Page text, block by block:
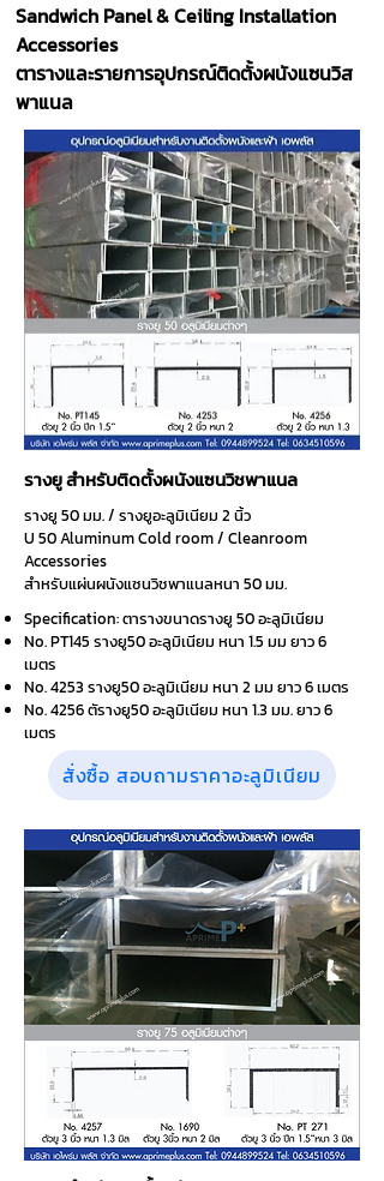
Sandwich Panel & Ceiling Installation
Accessories
ตารางและรายการอุปกรณ์ติดตั้งผนังแซนวิส
พาแนล
รางยู สำหรับติดตั้งผนังแซนวิชพาแนล
รางยู 50 มม. / รางยูอะลูมิเนียม 2 นิ้ว
U 50 Aluminum Cold room / Cleanroom
Accessories
สำหรับแผ่นผนังแซนวิชพาแนลหนา 50 มม.
Specification: ตารางขนาดรางยู 50 อะลูมิเนียม
No. PT145 รางยู50 อะลูมิเนียม หนา 1.5 มม ยาว 6
เมตร
No. 4253 รางยู50 อะลูมิเนียม หนา 2 มม ยาว 6 เมตร
No. 4256 ตัรางยู50 อะลูมิเนียม หนา 1.3 มม. ยาว 6
เมตร
สั่งซื้อ สอบถามราคาอะลูมิเนียม